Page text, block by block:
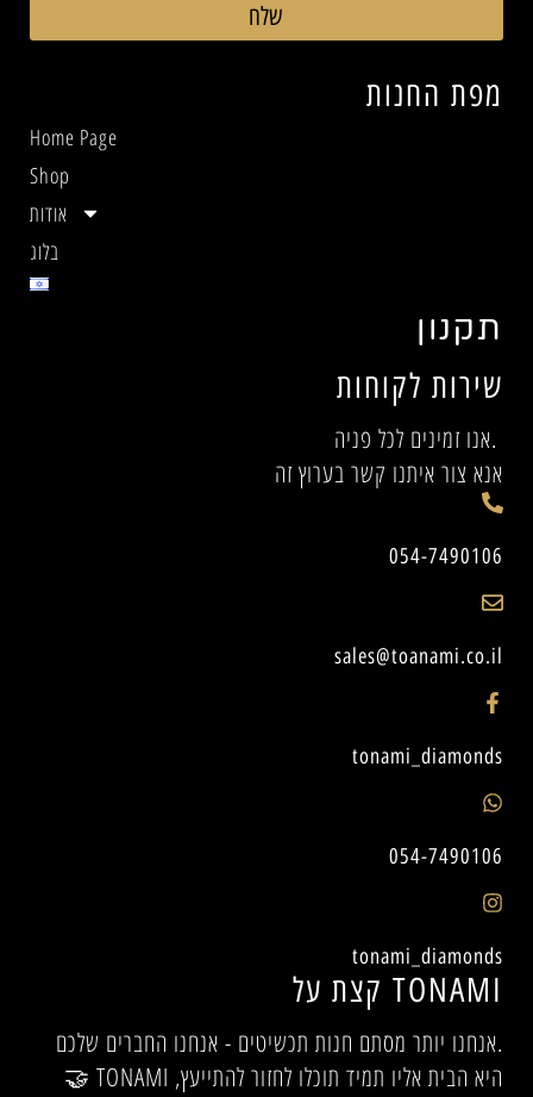
קצת על TONAMI
אנחנו יותר מסתם חנות תכשיטים - אנחנו החברים שלכם.
🤝 TONAMI היא הבית אליו תמיד תוכלו לחזור להתייעץ,
שירות לקוחות
אנו זמינים לכל פניה.
אנא צור איתנו קשר בערוץ זה
054-7490106
sales@toanami.co.il
tonami_diamonds
054-7490106
tonami_diamonds
מפת החנות
Home Page
Shop
אודות
בלוג
תקנון
שלח